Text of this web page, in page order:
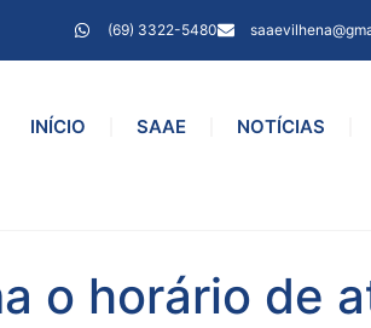
(69) 3322-5480
INÍCIO SAAE NOTÍCIAS
o horário de